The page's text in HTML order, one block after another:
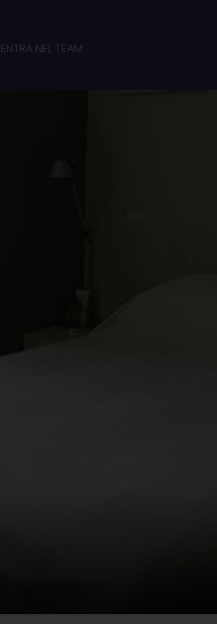
ENTRA NEL TEAM